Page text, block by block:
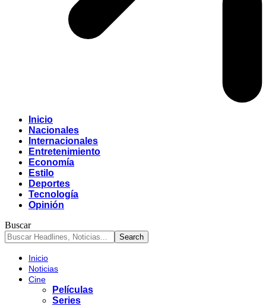
Inicio
Nacionales
Internacionales
Entretenimiento
Economía
Estilo
Deportes
Tecnología
Opinión
Buscar
Inicio
Noticias
Cine
Películas
Series